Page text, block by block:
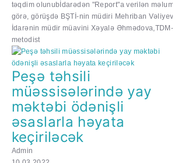
təqdim olunubİdarədən "Report"a verilən məlumata
görə, görüşdə BŞTİ-nin müdiri Mehriban Vəliyeva,
İdarənin müdir müavini Xəyalə Əhmədova,TDM-in
metodist
Peşə təhsili
müəssisələrində yay
məktəbi ödənişli
əsaslarla həyata
keçiriləcək
Admin